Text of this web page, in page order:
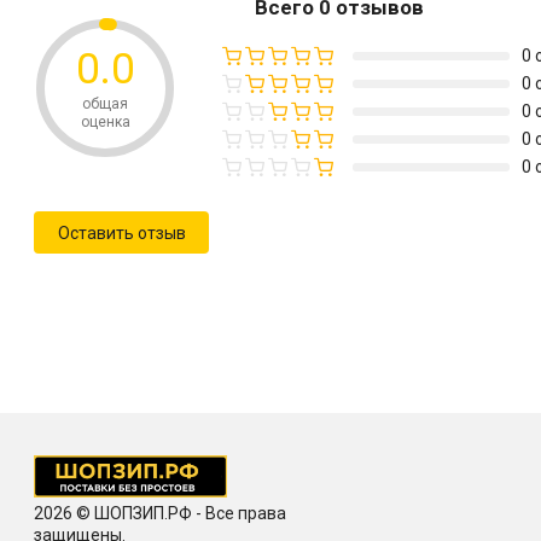
0.0
общая
оценка
Всего 0 отзывов
0
0
0
0
0
Оставить отзыв
2026 © ШОПЗИП.РФ - Все права
защищены.